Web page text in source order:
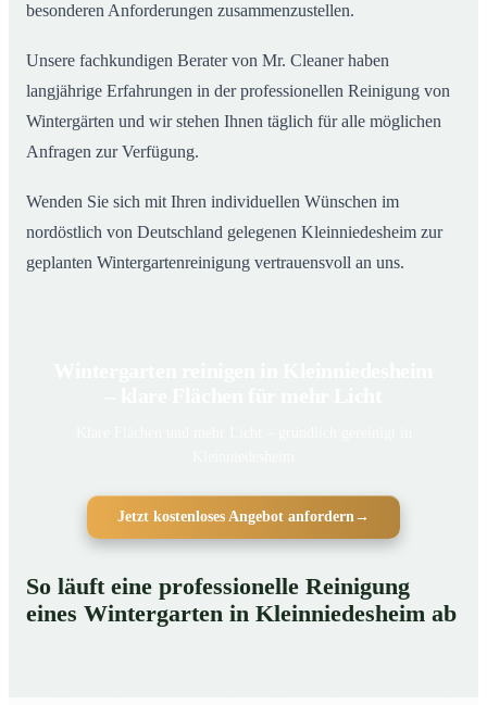
besonderen Anforderungen zusammenzustellen.
Unsere fachkundigen Berater von Mr. Cleaner haben
langjährige Erfahrungen in der professionellen Reinigung von
Wintergärten und wir stehen Ihnen täglich für alle möglichen
Anfragen zur Verfügung.
Wenden Sie sich mit Ihren individuellen Wünschen im
nordöstlich von Deutschland gelegenen Kleinniedesheim zur
geplanten Wintergartenreinigung vertrauensvoll an uns.
Jetzt kostenloses Angebot anfordern→
So läuft eine professionelle Reinigung
eines Wintergarten in Kleinniedesheim ab